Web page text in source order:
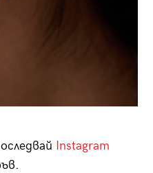
Instagram